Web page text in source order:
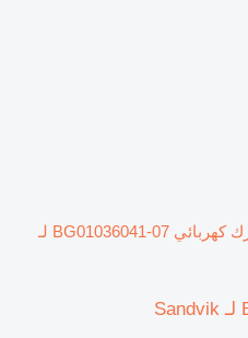
محرك كهربائي BG01036041-07 لـ